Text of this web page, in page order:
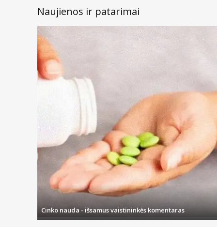
Naujienos ir patarimai
Cinko nauda - išsamus vaistininkės komentaras